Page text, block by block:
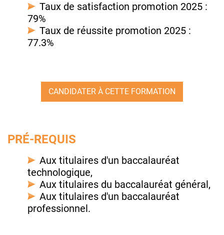
Taux de satisfaction promotion 2025 :
79%
Taux de réussite promotion 2025 :
77.3%
CANDIDATER À CETTE FORMATION
PRÉ-REQUIS
Aux titulaires d'un baccalauréat
technologique,
Aux titulaires du baccalauréat général,
Aux titulaires d'un baccalauréat
professionnel.